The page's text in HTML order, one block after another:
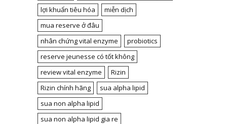
lợi khuẩn tiêu hóa
miễn dịch
mua reserve ở đâu
nhân chứng vital enzyme
probiotics
reserve jeunesse có tốt không
review vital enzyme
Rizin
Rizin chính hãng
sua alpha lipid
sua non alpha lipid
sua non alpha lipid gia re